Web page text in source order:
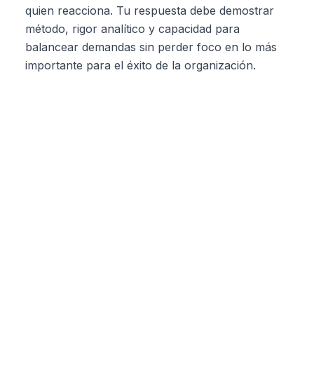
quien reacciona. Tu respuesta debe demostrar
método, rigor analítico y capacidad para
balancear demandas sin perder foco en lo más
importante para el éxito de la organización.